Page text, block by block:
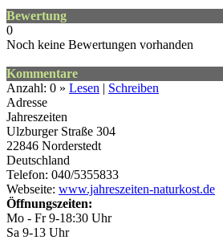
Bewertung
0
Noch keine Bewertungen vorhanden
Kommentare
Anzahl: 0 » Lesen | Schreiben
Adresse
Jahreszeiten
Ulzburger Straße 304
22846 Norderstedt
Deutschland
Telefon: 040/5355833
Webseite: www.jahreszeiten-naturkost.de
Öffnungszeiten:
Mo - Fr 9-18:30 Uhr
Sa 9-13 Uhr